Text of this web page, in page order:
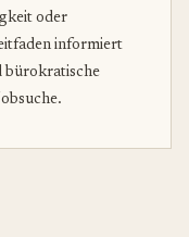
oder
informiert
bürokratische